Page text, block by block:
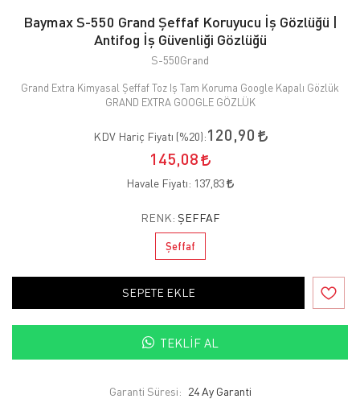
Baymax S-550 Grand Şeffaf Koruyucu İş Gözlüğü |
Antifog İş Güvenliği Gözlüğü
S-550Grand
Grand Extra Kimyasal Şeffaf Toz Iş Tam Koruma Google Kapalı Gözlük
GRAND EXTRA GOOGLE GÖZLÜK
KDV Hariç Fiyatı (%20):120,90
145,08
Havale Fiyatı: 137,83
RENK: ŞEFFAF
Şeffaf
SEPETE EKLE
TEKLIF AL
Garanti Süresi: 24 Ay Garanti